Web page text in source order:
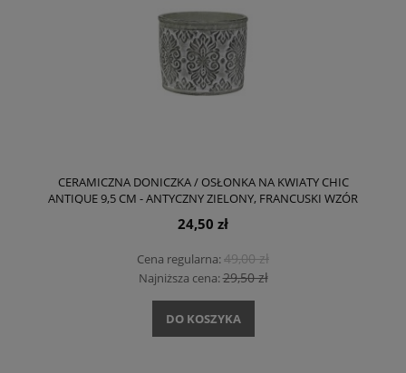
CERAMICZNA DONICZKA / OSŁONKA NA KWIATY CHIC
ANTIQUE 9,5 CM - ANTYCZNY ZIELONY, FRANCUSKI WZÓR
24,50 zł
Cena regularna:49,00 zł
Najniższa cena:29,50 zł
DO KOSZYKA